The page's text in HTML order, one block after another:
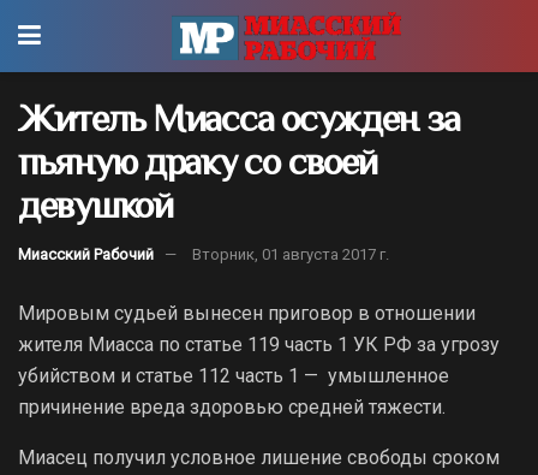
Житель Миасса осужден за
пьяную драку со своей
девушкой
Миасский Рабочий Вторник, 01 августа 2017 г.
Мировым судьей вынесен приговор в отношении
жителя Миасса по статье 119 часть 1 УК РФ за угрозу
убийством и статье 112 часть 1 — умышленное
причинение вреда здоровью средней тяжести.
Миасец получил условное лишение свободы сроком